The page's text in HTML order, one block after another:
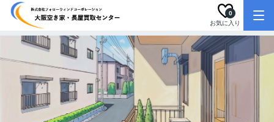
お気に入り
0